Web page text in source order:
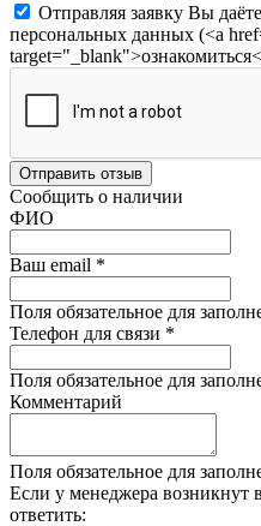
Отправляя заявку Вы
персональных данных (<a
Отправить отзыв
Сообщить о наличии
ФИО
Ваш email *
Поля обязательное для
Телефон для связи *
Поля обязательное для
Комментарий
Поля обязательное для
Если у менеджера возникнут
ответить: